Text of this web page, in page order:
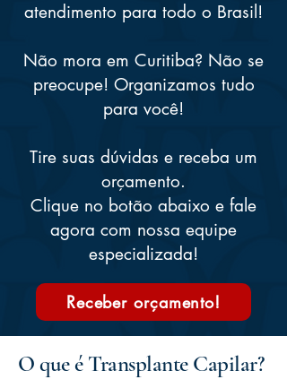
atendimento para todo o Brasil!
Não mora em Curitiba? Não se
preocupe! Organizamos tudo
para você!
Tire suas dúvidas e receba um
orçamento.
Clique no botão abaixo e fale
agora com nossa equipe
especializada!
Receber orçamento!
O que é Transplante Capilar?